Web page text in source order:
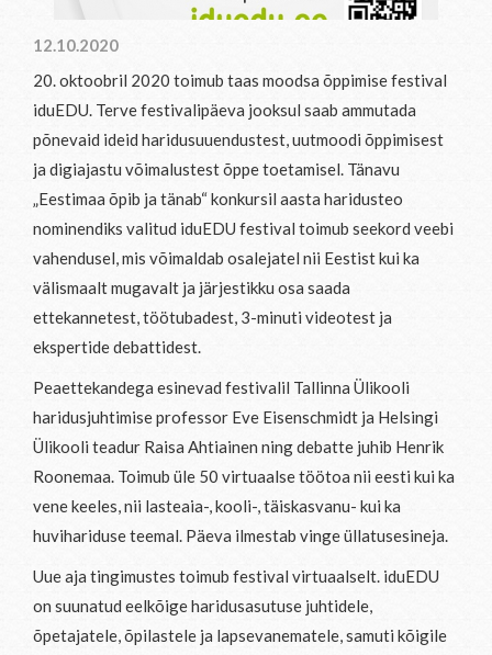
12.10.2020
20. oktoobril 2020 toimub taas moodsa õppimise festival
iduEDU. Terve festivalipäeva jooksul saab ammutada
põnevaid ideid haridusuuendustest, uutmoodi õppimisest
ja digiajastu võimalustest õppe toetamisel. Tänavu
„Eestimaa õpib ja tänab“ konkursil aasta haridusteo
nominendiks valitud iduEDU festival toimub seekord veebi
vahendusel, mis võimaldab osalejatel nii Eestist kui ka
välismaalt mugavalt ja järjestikku osa saada
ettekannetest, töötubadest, 3-minuti videotest ja
ekspertide debattidest.
Peaettekandega esinevad festivalil Tallinna Ülikooli
haridusjuhtimise professor Eve Eisenschmidt ja Helsingi
Ülikooli teadur Raisa Ahtiainen ning debatte juhib Henrik
Roonemaa. Toimub üle 50 virtuaalse töötoa nii eesti kui ka
vene keeles, nii lasteaia-, kooli-, täiskasvanu- kui ka
huvihariduse teemal. Päeva ilmestab vinge üllatusesineja.
Uue aja tingimustes toimub festival virtuaalselt. iduEDU
on suunatud eelkõige haridusasutuse juhtidele,
õpetajatele, õpilastele ja lapsevanematele, samuti kõigile